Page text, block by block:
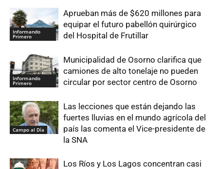
Informando
Primero
Aprueban más de $620 millones para
equipar el futuro pabellón quirúrgico
del Hospital de Frutillar
Informando
Primero
Municipalidad de Osorno clarifica que
camiones de alto tonelaje no pueden
circular por sector centro de Osorno
Campo al Día
Las lecciones que están dejando las
fuertes lluvias en el mundo agrícola del
país las comenta el Vice-presidente de
la SNA
Los Ríos y Los Lagos concentran casi